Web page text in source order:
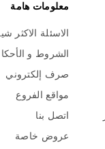
معلومات هامة
الاسئلة الاكثر
الشروط و
صرف إلكتروني
مواقع الفروع
اتصل بنا
عروض خاصة